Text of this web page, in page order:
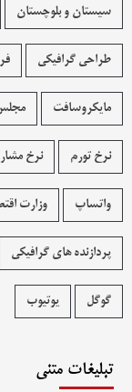
سیستان و بلوچستان
طراحی گرافیکی
مایکروسافت
نرخ تورم نرخ
واتساپ وزارت
پردازنده های گرافیکی
گوگل یوتیوب
تبلیغات متنی